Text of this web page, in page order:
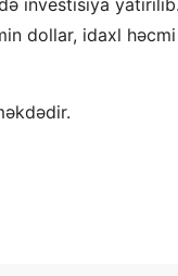
dollar, idaxl